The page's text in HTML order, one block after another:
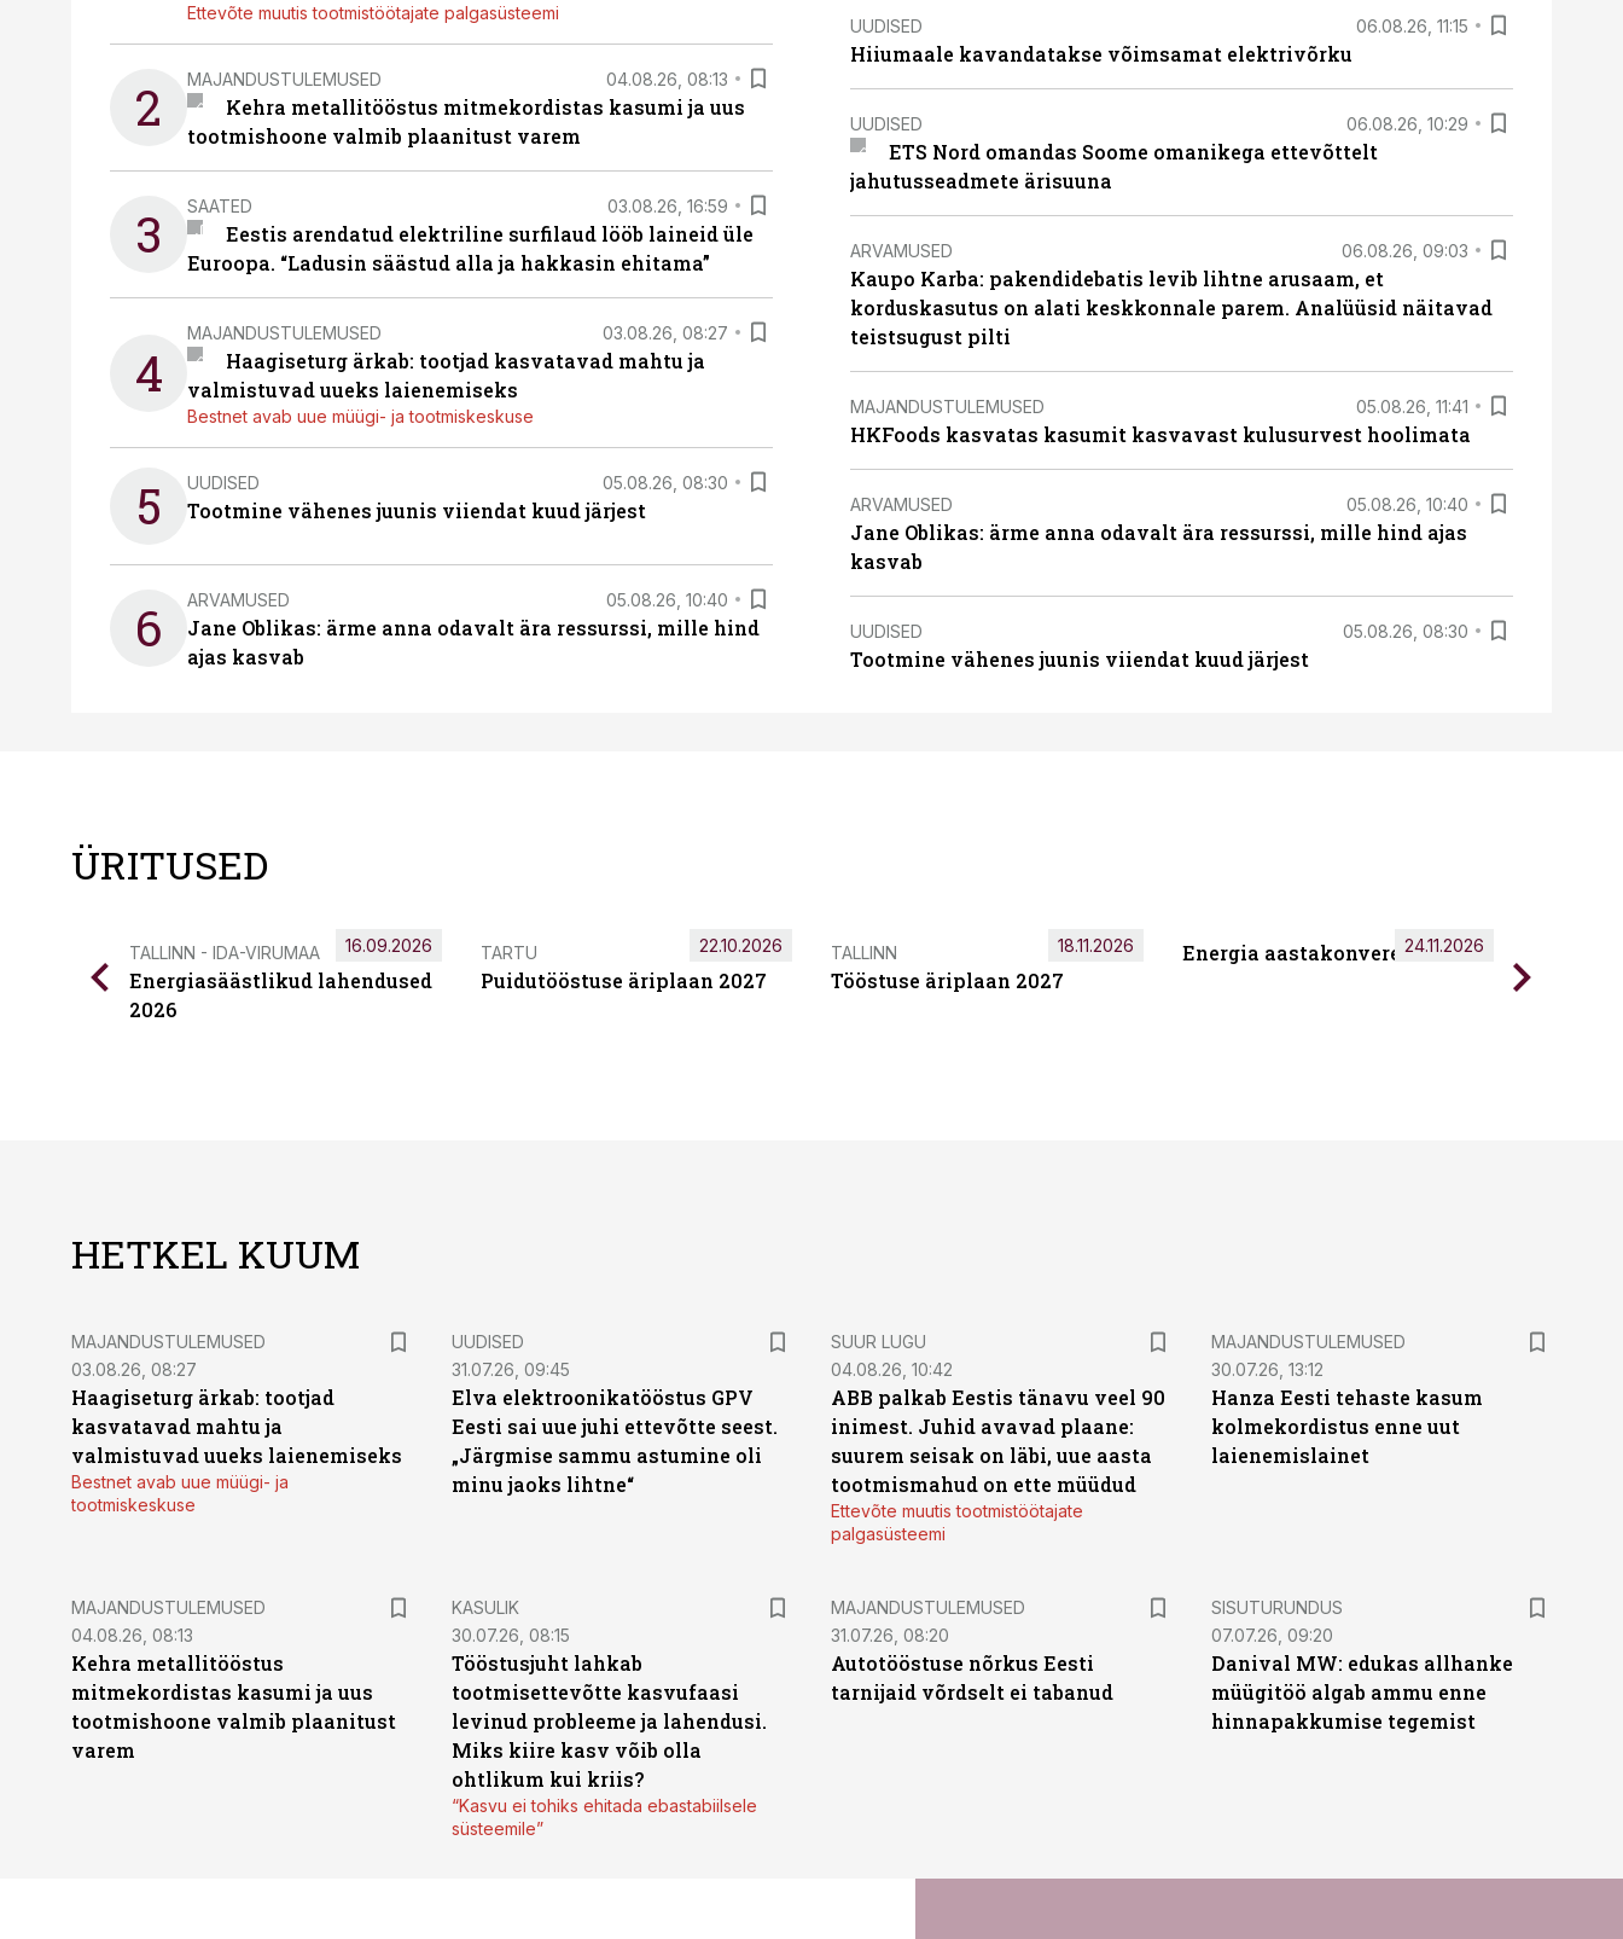
Ettevõte muutis tootmistöötajate palgasüsteemi
2 MAJANDUSTULEMUSED 04.08.26, 08:13
Kehra metallitööstus mitmekordistas kasumi ja uus
tootmishoone valmib plaanitust varem
3 SAATED 03.08.26, 16:59
Eestis arendatud elektriline surfilaud lööb laineid üle
Euroopa. “Ladusin säästud alla ja hakkasin ehitama”
4
MAJANDUSTULEMUSED 03.08.26, 08:27
Haagiseturg ärkab: tootjad kasvatavad mahtu ja
valmistuvad uueks laienemiseks
Bestnet avab uue müügi- ja tootmiskeskuse
5 UUDISED 05.08.26, 08:30
Tootmine vähenes juunis viiendat kuud järjest
6 ARVAMUSED 05.08.26, 10:40
Jane Oblikas: ärme anna odavalt ära ressurssi, mille hind
ajas kasvab
UUDISED 06.08.26, 11:15
Hiiumaale kavandatakse võimsamat elektrivõrku
UUDISED 06.08.26, 10:29
ETS Nord omandas Soome omanikega ettevõttelt
jahutusseadmete ärisuuna
ARVAMUSED 06.08.26, 09:03
Kaupo Karba: pakendidebatis levib lihtne arusaam, et
korduskasutus on alati keskkonnale parem. Analüüsid näitavad
teistsugust pilti
MAJANDUSTULEMUSED 05.08.26, 11:41
HKFoods kasvatas kasumit kasvavast kulusurvest hoolimata
ARVAMUSED 05.08.26, 10:40
Jane Oblikas: ärme anna odavalt ära ressurssi, mille hind ajas
kasvab
UUDISED 05.08.26, 08:30
Tootmine vähenes juunis viiendat kuud järjest
ÜRITUSED
TALLINN - IDA-VIRUMAA
Energiasäästlikud lahendused
2026
16.09.2026 TARTU
Puidutööstuse äriplaan 2027
22.10.2026 TALLINN
Tööstuse äriplaan 2027
18.11.2026 Energia aastakonverents 2026
24.11.2026
HETKEL KUUM
MAJANDUSTULEMUSED
03.08.26, 08:27
Haagiseturg ärkab: tootjad
kasvatavad mahtu ja
valmistuvad uueks laienemiseks
Bestnet avab uue müügi- ja
tootmiskeskuse
UUDISED
31.07.26, 09:45
Elva elektroonikatööstus GPV
Eesti sai uue juhi ettevõtte seest.
„Järgmise sammu astumine oli
minu jaoks lihtne“
SUUR LUGU
04.08.26, 10:42
ABB palkab Eestis tänavu veel 90
inimest. Juhid avavad plaane:
suurem seisak on läbi, uue aasta
tootmismahud on ette müüdud
Ettevõte muutis tootmistöötajate
palgasüsteemi
MAJANDUSTULEMUSED
30.07.26, 13:12
Hanza Eesti tehaste kasum
kolmekordistus enne uut
laienemislainet
MAJANDUSTULEMUSED
04.08.26, 08:13
Kehra metallitööstus
mitmekordistas kasumi ja uus
tootmishoone valmib plaanitust
varem
KASULIK
30.07.26, 08:15
Tööstusjuht lahkab
tootmisettevõtte kasvufaasi
levinud probleeme ja lahendusi.
Miks kiire kasv võib olla
ohtlikum kui kriis?
“Kasvu ei tohiks ehitada ebastabiilsele
süsteemile”
MAJANDUSTULEMUSED
31.07.26, 08:20
Autotööstuse nõrkus Eesti
tarnijaid võrdselt ei tabanud
ST
SISUTURUNDUS
07.07.26, 09:20
Danival MW: edukas allhanke
müügitöö algab ammu enne
hinnapakkumise tegemist